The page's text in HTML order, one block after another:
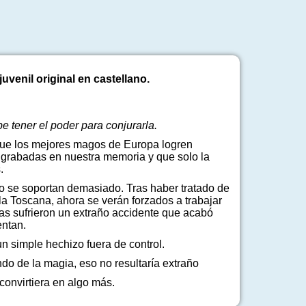
original en castellano.
tener el poder para conjurarla.
los mejores magos de Europa logren
en nuestra memoria y que solo la
soportan demasiado. Tras haber tratado de
Toscana, ahora se verán forzados a trabajar
sufrieron un extraño accidente que acabó
simple hechizo fuera de control.
de la magia, eso no resultaría extraño
en algo más.